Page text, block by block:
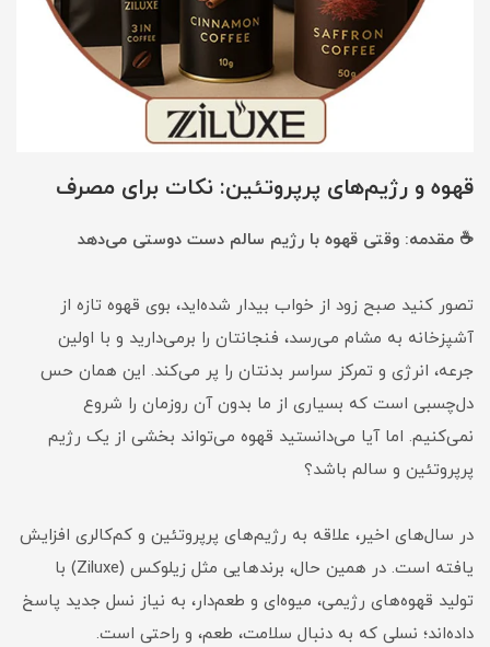
قهوه و رژیم‌های پرپروتئین: نکات برای مصرف
☕ مقدمه: وقتی قهوه با رژیم سالم دست دوستی می‌دهد
تصور کنید صبح زود از خواب بیدار شده‌اید، بوی قهوه تازه از
آشپزخانه به مشام می‌رسد، فنجانتان را برمی‌دارید و با اولین
جرعه، انرژی و تمرکز سراسر بدنتان را پر می‌کند. این همان حس
دل‌چسبی است که بسیاری از ما بدون آن روزمان را شروع
نمی‌کنیم. اما آیا می‌دانستید قهوه می‌تواند بخشی از یک رژیم
پرپروتئین و سالم باشد؟
در سال‌های اخیر، علاقه به رژیم‌های پرپروتئین و کم‌کالری افزایش
یافته است. در همین حال، برندهایی مثل زیلوکس (Ziluxe) با
تولید قهوه‌های رژیمی، میوه‌ای و طعم‌دار، به نیاز نسل جدید پاسخ
داده‌اند؛ نسلی که به دنبال سلامت، طعم، و راحتی است.